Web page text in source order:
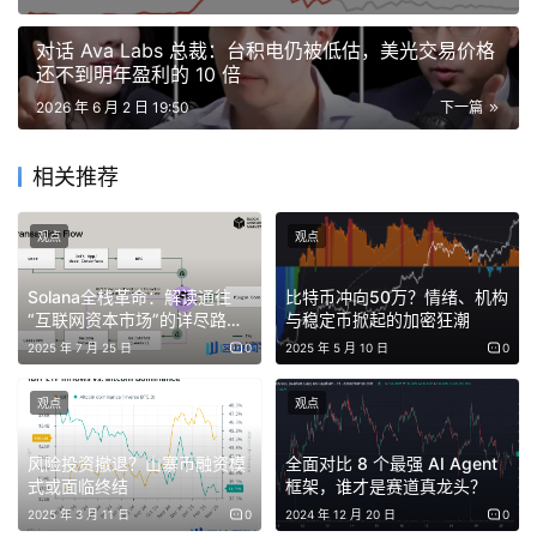
它不断演变。对于比特币，我认为我们可以从以前的数据中
推测出来的是，它在提供增强的风险调整后收益方面，是一
个非常优秀的风险调整资产类别。我认为我们在传统的
60/40 投资组合中看到了纳入 2.5% 左右比例的趋势，并且
我们看到这种推动力确实在整个领域的各种不同资产管理公
至于相关性，我认为我们已经看到了几种不同的趋势。最初
在 2020 年之前，比特币表现出更多的分散投资属性。近期
随着机构进入该领域，在短期内，当出现像我们最近看到的
地缘政治紧张局势等压力事件时，它往往会表现出“风险资
产避险”的反应。但从更长的时间跨度来看，它往往会充当
一种半多元化的工具，这纯粹是因为该资产类别的底层结构
存在差异，无论是基于供应的指标、具有特定的周期等等。
所以它自然为传统股票提供了一定的分散投资效果。但我还
是想回到我的第一点，这种看法依然在演变中。我认为我们
对话 Ava Labs 总裁：台积电仍被低估，美光交易价格
还不到明年盈利的 10 倍
下一篇
2026 年 6 月 2 日 19:50
相关推荐
Solana全栈革命：解读通往
“互联网资本市场”的详尽路线
图
2025 年 7 月 25 日 0
观点
比特币冲向50万？情绪、机构
与稳定币掀起的加密狂潮
2025 年 5 月 10 日 0
观点
风险投资撤退？山寨币融资模
式或面临终结
2025 年 3 月 11 日 0
观点
全面对比 8 个最强 AI Agent
框架，谁才是赛道真龙头？
2024 年 12 月 20 日 0
观点